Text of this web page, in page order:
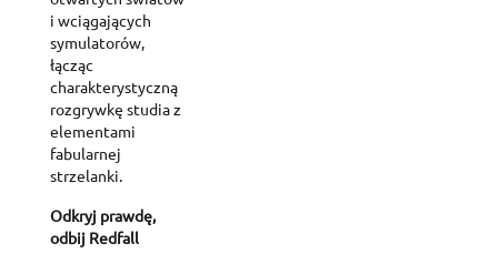
i wciągających
symulatorów,
łącząc
charakterystyczną
rozgrywkę studia z
elementami
fabularnej
strzelanki.
Odkryj prawdę,
odbij Redfall